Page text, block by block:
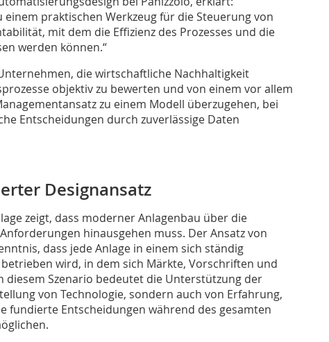
einem praktischen Werkzeug für die Steuerung von
mit dem die Effizienz des Prozesses und die
werden können.“
die wirtschaftliche Nachhaltigkeit
objektiv zu bewerten und von einem vor allem
zu einem Modell überzugehen, bei
Entscheidungen durch zuverlässige Daten
Designansatz
zeigt, dass moderner Anlagenbau über die
hinausgehen muss. Der Ansatz von
dass jede Anlage in einem sich ständig
wird, in dem sich Märkte, Vorschriften und
diesem Szenario bedeutet die Unterstützung der
von Technologie, sondern auch von Erfahrung,
fundierte Entscheidungen während des gesamten